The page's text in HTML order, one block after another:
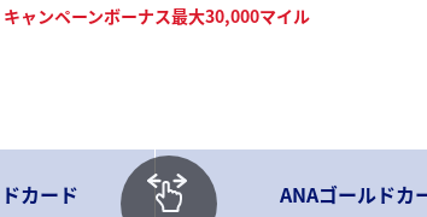
キャンペーンボーナス最大30,000マイル
カード ANAゴールドカ